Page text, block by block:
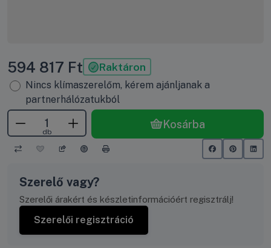
594 817 Ft Raktáron
Nincs klímaszerelőm, kérem ajánljanak a
partnerhálózatukból
db
Kosárba
Szerelő vagy?
Szerelői árakért és készletinformációért regisztrálj!
Szerelői regisztráció